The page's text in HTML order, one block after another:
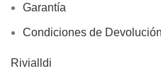
Garantía
Condiciones de Devolución
Rivialldi